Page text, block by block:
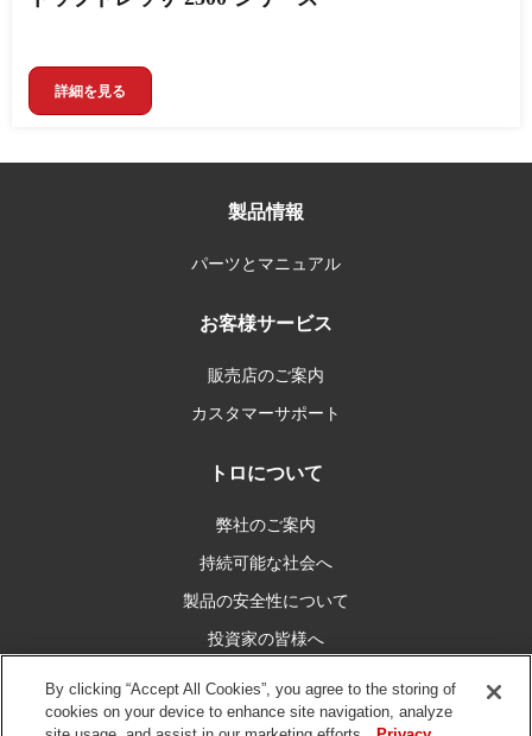
詳細を見る
製品情報
パーツとマニュアル
お客様サービス
販売店のご案内
カスタマーサポート
トロについて
弊社のご案内
持続可能な社会へ
製品の安全性について
投資家の皆様へ
By clicking “Accept All Cookies”, you agree to the storing of
cookies on your device to enhance site navigation, analyze